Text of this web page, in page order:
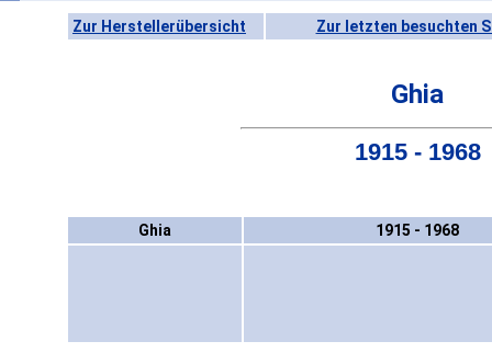
Zur Herstellerübersicht Zur letzten besuchten
Ghia
1915 - 1968
Ghia 1915 - 1968